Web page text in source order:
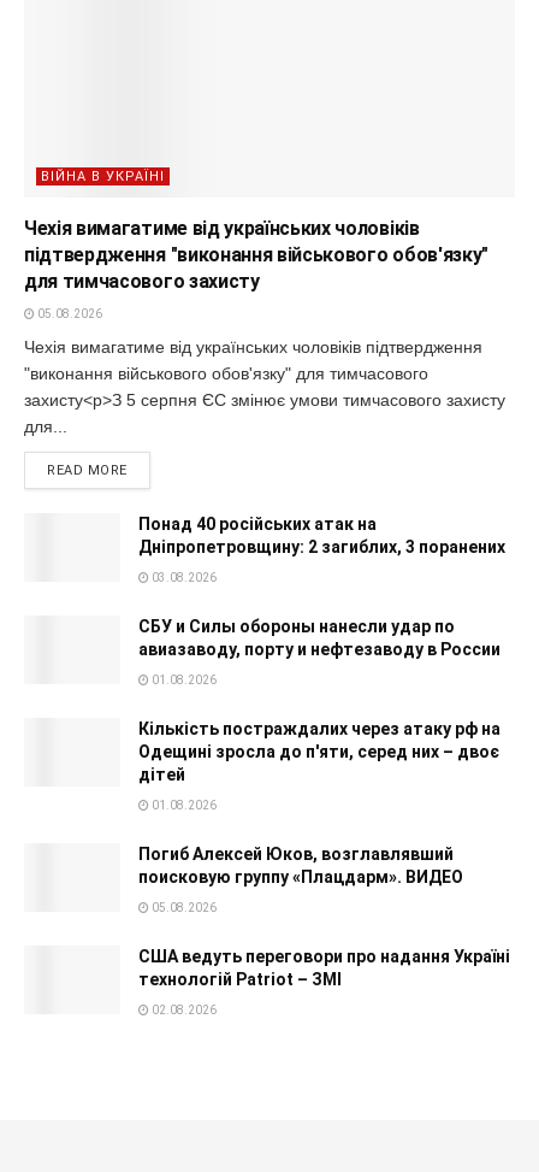
ВІЙНА В УКРАЇНІ
Чехія вимагатиме від українських чоловіків
підтвердження "виконання військового обов'язку"
для тимчасового захисту
05.08.2026
Чехія вимагатиме від українських чоловіків підтвердження
"виконання військового обов'язку" для тимчасового
захисту<p>З 5 серпня ЄС змінює умови тимчасового захисту
для...
READ MORE
Понад 40 російських атак на
Дніпропетровщину: 2 загиблих, 3 поранених
03.08.2026
СБУ и Силы обороны нанесли удар по
авиазаводу, порту и нефтезаводу в России
01.08.2026
Кількість постраждалих через атаку рф на
Одещині зросла до п'яти, серед них – двоє
дітей
01.08.2026
Погиб Алексей Юков, возглавлявший
поисковую группу «Плацдарм». ВИДЕО
05.08.2026
США ведуть переговори про надання Україні
технологій Patriot – ЗМІ
02.08.2026